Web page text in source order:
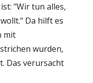
"Wir tun alles,
Da hilft es
mit
wurden,
Das verursacht